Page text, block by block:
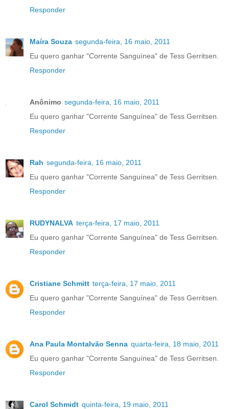
Responder
Maíra Souza segunda-feira, 16 maio, 2011
Eu quero ganhar "Corrente Sanguínea" de Tess Gerritsen.
Responder
Anônimo segunda-feira, 16 maio, 2011
Eu quero ganhar "Corrente Sanguínea" de Tess Gerritsen.
Responder
Rah segunda-feira, 16 maio, 2011
Eu quero ganhar "Corrente Sanguínea" de Tess Gerritsen.
Responder
RUDYNALVA terça-feira, 17 maio, 2011
Eu quero ganhar "Corrente Sanguínea" de Tess Gerritsen.
Responder
Cristiane Schmitt terça-feira, 17 maio, 2011
Eu quero ganhar "Corrente Sanguínea" de Tess Gerritsen.
Responder
Ana Paula Montalvão Senna quarta-feira, 18 maio, 2011
Eu quero ganhar "Corrente Sanguínea" de Tess Gerritsen.
Responder
Carol Schmidt quinta-feira, 19 maio, 2011